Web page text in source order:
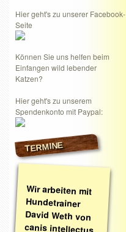
Hier geht's zu unserer Facebook-
Seite
Können Sie uns helfen beim
Einfangen wild lebender
Katzen?
Hier geht's zu unserem
Spendenkonto mit Paypal:
TERMINE
Wir arbeiten mit
Hundetrainer
David Weth von
canis intellectus